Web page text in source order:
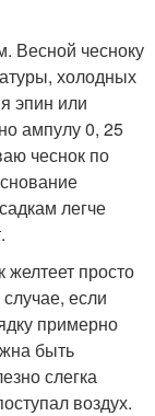
Весной чесноку
холодных
эпин или
ампулу 0, 25
чеснок по
легче
просто
если
примерно
быть
слегка
воздух.